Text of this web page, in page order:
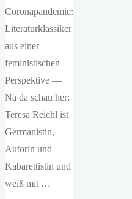
Coronapandemie:
Literaturklassiker
aus einer
feministischen
Perspektive —
Na da schau her:
Teresa Reichl ist
Germanistin,
Autorin und
Kabarettistin und
weiß mit …